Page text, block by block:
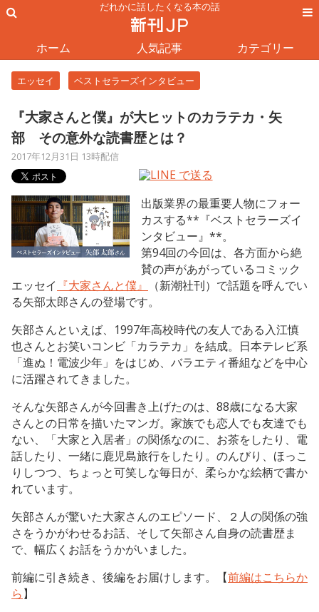
だれかに話したくなる本の話
ホーム 人気記事 カテゴリー
エッセイ ベストセラーズインタビュー
『大家さんと僕』が大ヒットのカラテカ・矢
部 その意外な読書歴とは？
2017年12月31日 13時配信
出版業界の最重要人物にフォー
カスする**『ベストセラーズイ
ンタビュー』**。
第94回の今回は、各方面から絶
賛の声があがっているコミック
エッセイ 『大家さんと僕』
（新潮社刊）で話題を呼んでい
る矢部太郎さんの登場です。
矢部さんといえば、1997年高校時代の友人である入江慎
也さんとお笑いコンビ「カラテカ」を結成。日本テレビ系
「進ぬ！電波少年」をはじめ、バラエティ番組などを中心
に活躍されてきました。
そんな矢部さんが今回書き上げたのは、88歳になる大家
さんとの日常を描いたマンガ。家族でも恋人でも友達でも
ない、「大家と入居者」の関係なのに、お茶をしたり、電
話したり、一緒に鹿児島旅行をしたり。のんびり、ほっこ
りしつつ、ちょっと可笑しな毎日が、柔らかな絵柄で書か
れています。
矢部さんが驚いた大家さんのエピソード、２人の関係の強
さをうかがわせるお話、そして矢部さん自身の読書歴ま
で、幅広くお話をうかがいました。
前編に引き続き、後編をお届けします。【前編はこちらか
ら】